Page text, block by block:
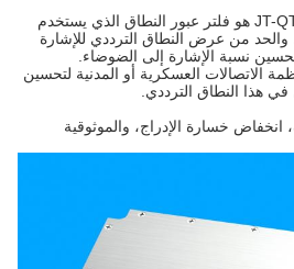
فلتر التجويف JT-QTF-2230-MCX هو فلتر عبور النطاق الذي يستخدم
والحد من عرض النطاق الترددي للإشارة
نسبة الإشارة إلى الضوضاء.
العسكرية أو المدنية لتحسين
هذا النطاق الترددي.
خسارة الإدراج، والموثوقية